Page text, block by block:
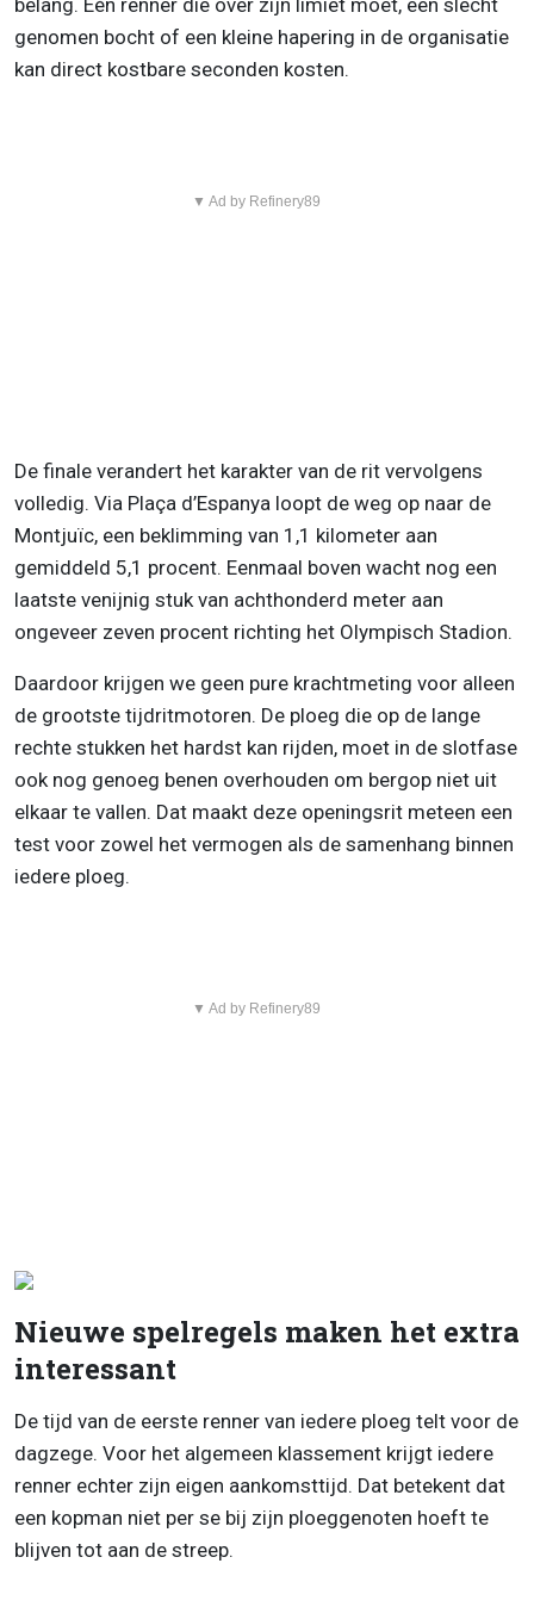
belang. Eén renner die over zijn limiet moet, een slecht
genomen bocht of een kleine hapering in de organisatie
kan direct kostbare seconden kosten.
▼ Ad by Refinery89
De finale verandert het karakter van de rit vervolgens
volledig. Via Plaça d’Espanya loopt de weg op naar de
Montjuïc, een beklimming van 1,1 kilometer aan
gemiddeld 5,1 procent. Eenmaal boven wacht nog een
laatste venijnig stuk van achthonderd meter aan
ongeveer zeven procent richting het Olympisch Stadion.
Daardoor krijgen we geen pure krachtmeting voor alleen
de grootste tijdritmotoren. De ploeg die op de lange
rechte stukken het hardst kan rijden, moet in de slotfase
ook nog genoeg benen overhouden om bergop niet uit
elkaar te vallen. Dat maakt deze openingsrit meteen een
test voor zowel het vermogen als de samenhang binnen
iedere ploeg.
▼ Ad by Refinery89
Nieuwe spelregels maken het extra
interessant
De tijd van de eerste renner van iedere ploeg telt voor de
dagzege. Voor het algemeen klassement krijgt iedere
renner echter zijn eigen aankomsttijd. Dat betekent dat
een kopman niet per se bij zijn ploeggenoten hoeft te
blijven tot aan de streep.